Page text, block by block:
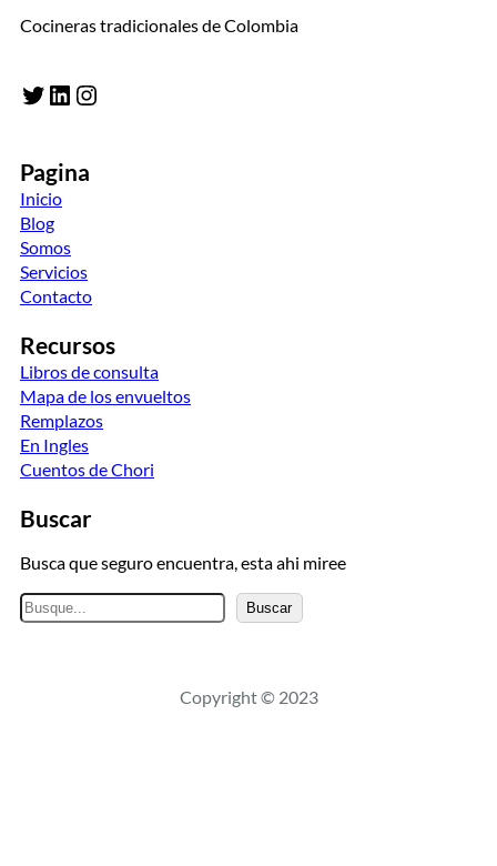
Cocineras tradicionales de Colombia
Twitter LinkedIn Instagram
Pagina
Inicio
Blog
Somos
Servicios
Contacto
Recursos
Libros de consulta
Mapa de los envueltos
Remplazos
En Ingles
Cuentos de Chori
Buscar
Busca que seguro encuentra, esta ahi miree
B
u
a
Buscar
Copyright © 2023